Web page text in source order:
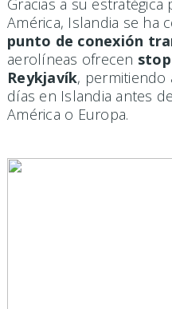
América, Islandia se ha
punto de conexión
aerolíneas ofrecen
Reykjavík, permitiendo
días en Islandia antes
América o Europa.